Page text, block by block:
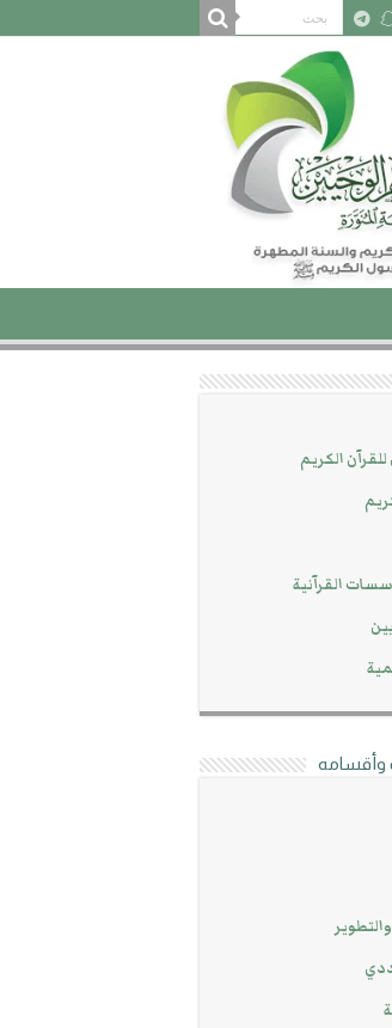
الكريم
القرآنية
وأقسامه